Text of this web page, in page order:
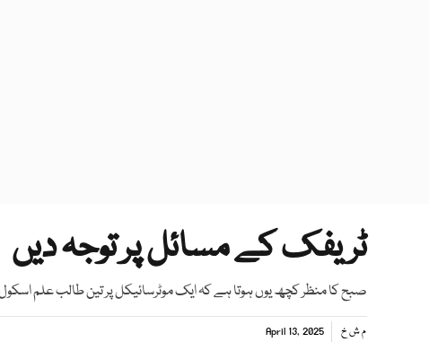
ٹریفک کے مسائل پر توجہ دیں
صبح کا منظر کچھ یوں ہوتا ہے کہ ایک موٹرسائیکل پر تین طالب علم
م ش خ April 13, 2025